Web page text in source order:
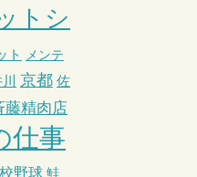
トシ
ト
メンテ
京都 佐
藤精肉店
仕事
野球 鮭